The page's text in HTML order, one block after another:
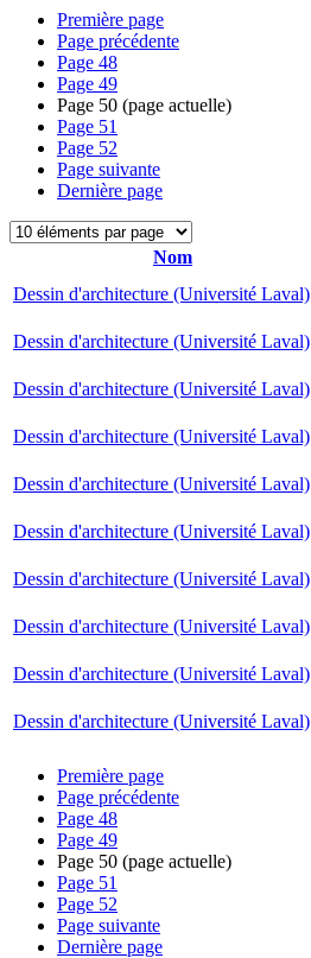
Première page
Page précédente
Page 48
Page 49
Page 50 (page actuelle)
Page 51
Page 52
Page suivante
Dernière page
Nom
Dessin d'architecture (Université Laval)
Dessin d'architecture (Université Laval)
Dessin d'architecture (Université Laval)
Dessin d'architecture (Université Laval)
Dessin d'architecture (Université Laval)
Dessin d'architecture (Université Laval)
Dessin d'architecture (Université Laval)
Dessin d'architecture (Université Laval)
Dessin d'architecture (Université Laval)
Dessin d'architecture (Université Laval)
Première page
Page précédente
Page 48
Page 49
Page 50 (page actuelle)
Page 51
Page 52
Page suivante
Dernière page